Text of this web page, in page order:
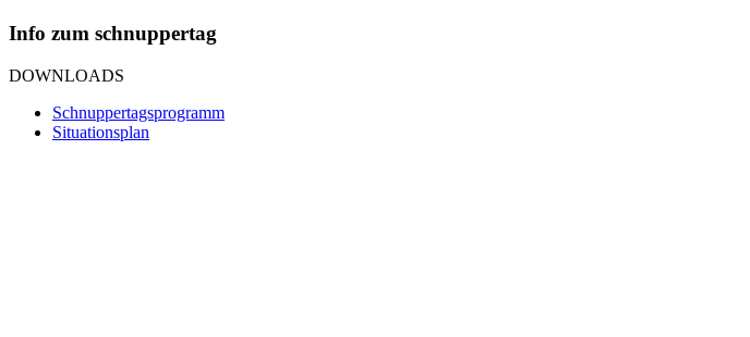
Info zum schnuppertag
DOWNLOADS
Schnuppertagsprogramm
Situationsplan